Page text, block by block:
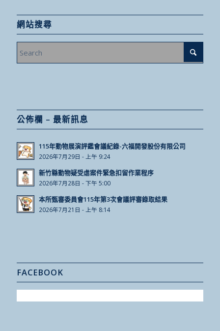
網站搜尋
公佈欄 – 最新訊息
115年動物展演評鑑會議紀錄-六福開發股份有限公司
2026年7月29日 - 上午 9:24
新竹縣動物疑受虐案件緊急扣留作業程序
2026年7月28日 - 下午 5:00
本所甄審委員會115年第3次會議評審錄取結果
2026年7月21日 - 上午 8:14
FACEBOOK